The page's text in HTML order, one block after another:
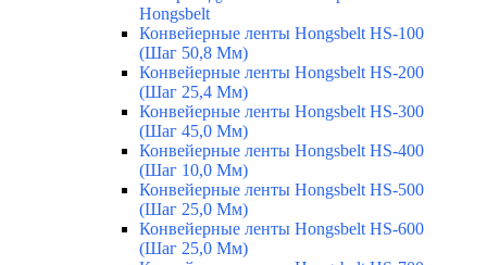
Hongsbelt
Конвейерные ленты Hongsbelt HS-100
(Шаг 50,8 Мм)
Конвейерные ленты Hongsbelt HS-200
(Шаг 25,4 Мм)
Конвейерные ленты Hongsbelt HS-300
(Шаг 45,0 Мм)
Конвейерные ленты Hongsbelt HS-400
(Шаг 10,0 Мм)
Конвейерные ленты Hongsbelt HS-500
(Шаг 25,0 Мм)
Конвейерные ленты Hongsbelt HS-600
(Шаг 25,0 Мм)